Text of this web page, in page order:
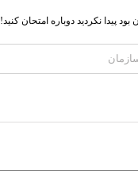
بود پیدا نکردید دوباره امتحان کنید!